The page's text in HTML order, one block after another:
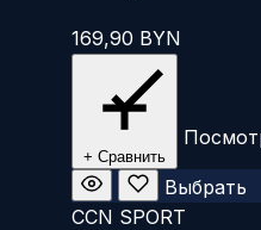
169,90 BYN
+ Сравнить
Выбрать
CCN SPORT